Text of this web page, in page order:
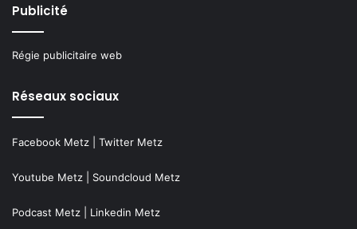
Publicité
Régie publicitaire web
Réseaux sociaux
Facebook Metz Twitter Metz
Youtube Metz Soundcloud Metz
Podcast Metz Linkedin Metz